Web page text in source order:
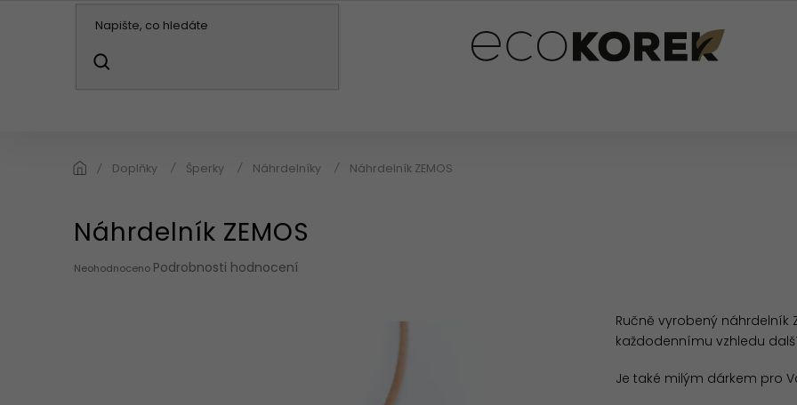
HLEDAT
Doplňky Šperky Náhrdelníky Náhrdelník ZEMOS
Náhrdelník ZEMOS
Průměrné
Neohodnoceno Podrobnosti hodnocení
Ručně vyrobený náhrdelník
každodennímu vzhledu
Je také milým dárkem pro